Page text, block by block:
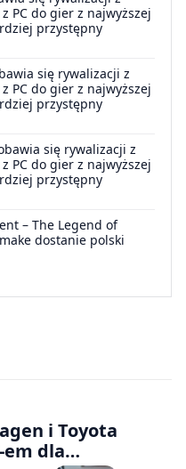
PC do gier z najwyższej
przystępny
się rywalizacji z
PC do gier z najwyższej
przystępny
się rywalizacji z
PC do gier z najwyższej
przystępny
– The Legend of
dostanie polski
i Toyota
em dla